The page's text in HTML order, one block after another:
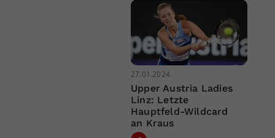
27.01.2024
Upper Austria Ladies
Linz: Letzte
Hauptfeld-Wildcard
an Kraus